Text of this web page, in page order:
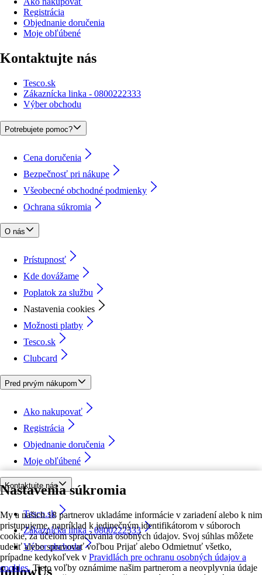
Nastavenia súkromia
My a našich 18 partnerov ukladáme informácie v zariadení alebo k nim
pristupujeme, napríklad k jedinečným identifikátorom v súboroch
cookie, za účelom spracúvania osobných údajov. Svoj súhlas môžete
udeliť alebo spravovať voľbou Prijať alebo Odmietnuť všetko,
prípadne kedykoľvek v Pravidlách pre ochranu osobných údajov a
cookies. Tieto voľby oznámime našim partnerom a neovplyvnia údaje
Registrácia
Objednanie doručenia
Moje obľúbené
Kontaktujte nás
Tesco.sk
Zákaznícka linka - 0800222333
Výber obchodu
Potrebujete pomoc?
Cena doručenia
Bezpečnosť pri nákupe
Všeobecné obchodné podmienky
Ochrana súkromia
O nás
Prístupnosť
Kde dovážame
Poplatok za službu
Nastavenia cookies
Možnosti platby
Tesco.sk
Clubcard
Pred prvým nákupom
Ako nakupovať
Registrácia
Objednanie doručenia
Moje obľúbené
Kontaktujte nás
Tesco.sk
Zákaznícka linka - 0800222333
Výber obchodu
followUs